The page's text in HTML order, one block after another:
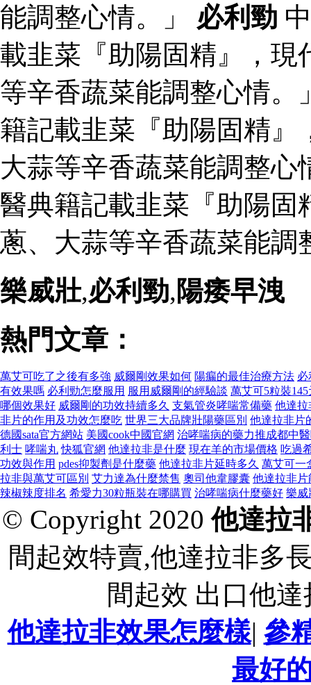
能調整心情。」 必利勁
載韭菜『助陽固精』，現
等辛香蔬菜能調整心情。
籍記載韭菜『助陽固精』
大蒜等辛香蔬菜能調整
醫典籍記載韭菜『助陽固
蔥、大蒜等辛香蔬菜能調
樂威壯,必利勁, 陽痿早洩
熱門文章：
萬艾可吃了之後有多強 威爾剛效果如何 陽瘺的最佳治療方法 必
有效果嗎 必利勁怎麼服用 服用威爾剛的經驗談 萬艾可5粒裝145
哪個效果好 威爾剛的功效持續多久 支氣管炎哮喘常備藥 他達拉
非片的作用及功效怎麼吃 世界三大品牌壯陽藥區別 他達拉非片
德國sata官方網站 美國cook中國官網 治哮喘病的藥力推成都中
利士 哮喘丸 快狐官網 他達拉非是什麼 現在羊的市場價格 吃過
功效與作用 pdes抑製劑是什麼藥 他達拉非片延時多久 萬艾可一
拉非與萬艾可區別 艾力達為什麼禁售 奧司他韋膠囊 他達拉非
辣椒辣度排名 希愛力30粒瓶裝在哪購買 治哮喘病什麼藥好 樂威
© Copyright 2020他達拉
間起效特賣,他達拉非多
間起效 出口他
他達拉非效果怎麼樣| 參
最好